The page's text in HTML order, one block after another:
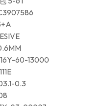
60-13000
0.3